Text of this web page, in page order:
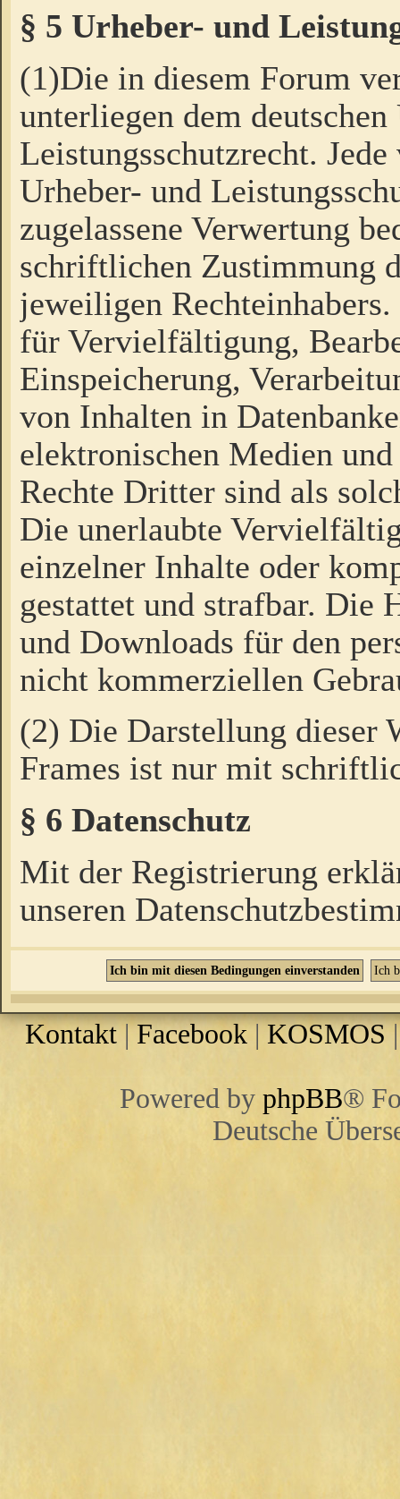
§ 5 Urheber- und
(1)Die in diesem Forum
unterliegen dem
Leistungsschutzrecht.
Urheber- und
zugelassene Verwertung
schriftlichen Zustimmung
jeweiligen
für Vervielfältigung,
Einspeicherung,
von Inhalten in
elektronischen Medien
Rechte Dritter sind als
Die unerlaubte
einzelner Inhalte oder
gestattet und strafbar. Die
und Downloads für den
nicht kommerziellen
(2) Die Darstellung dieser
Frames ist nur mit
§ 6 Datenschutz
Mit der Registrierung
unseren
Kontakt |Facebook | KOSMOS
Powered by phpBB®
Deutsche